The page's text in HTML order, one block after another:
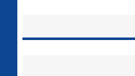
הצוות שלנו